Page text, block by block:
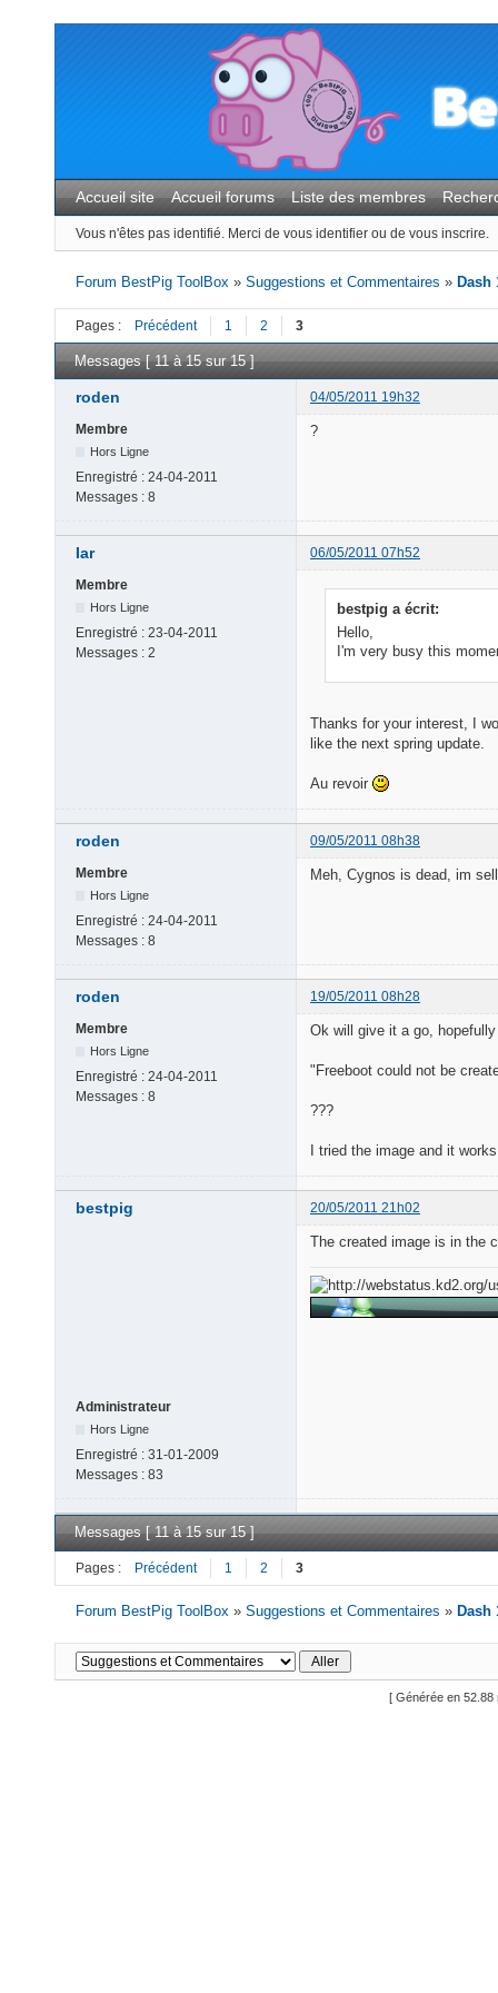
Accueil site Accueil forums Liste des membres
Vous n'êtes pas identifié. Merci de vous identifier ou de vous inscrire.
Forum BestPig ToolBox »Suggestions et Commentaires » Dash
Pages : Précédent 1 2 3
Messages [ 11 à 15 sur 15 ]
roden 04/05/2011 19h32
Membre
Hors Ligne
Enregistré : 24-04-2011
Messages : 8
?
Iar 06/05/2011 07h52
Membre
Hors Ligne
Enregistré : 23-04-2011
Messages : 2
bestpig a écrit:
Hello,
I'm very busy this
Thanks for your interest, I
like the next spring update.
Au revoir
roden 09/05/2011 08h38
Membre
Hors Ligne
Enregistré : 24-04-2011
Messages : 8
Meh, Cygnos is dead, im
roden 19/05/2011 08h28
Membre
Hors Ligne
Enregistré : 24-04-2011
Messages : 8
Ok will give it a go,
"Freeboot could not be
???
I tried the image and it
bestpig 20/05/2011 21h02
Administrateur
Hors Ligne
Enregistré : 31-01-2009
Messages : 83
The created image is in the
Messages [ 11 à 15 sur 15 ]
Pages : Précédent 1 2 3
Forum BestPig ToolBox »Suggestions et Commentaires » Dash
[ Générée en